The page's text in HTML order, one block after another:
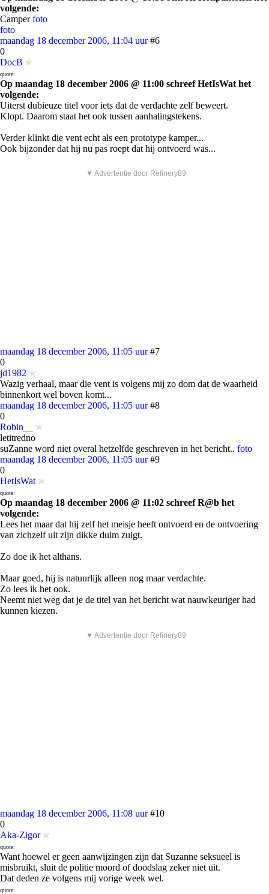
volgende:
Camperfoto
foto
maandag 18 december 2006, 11:04 uur #6
0
DocB
quote:
Op maandag 18 december 2006 @ 11:00 schreef HetIsWat het
volgende:
Uiterst dubieuze titel voor iets dat de verdachte zelf beweert.
Klopt. Daarom staat het ook tussen aanhalingstekens.
Verder klinkt die vent echt als een prototype kamper...
Ook bijzonder dat hij nu pas roept dat hij ontvoerd was...
▼ Advertentie door Refinery89
maandag 18 december 2006, 11:05 uur #7
0
jd1982
Wazig verhaal, maar die vent is volgens mij zo dom dat de waarheid
binnenkort wel boven komt...
maandag 18 december 2006, 11:05 uur #8
0
Robin__
letitredno
suZanne word niet overal hetzelfde geschreven in het bericht.. foto
maandag 18 december 2006, 11:05 uur #9
0
HetIsWat
quote:
Op maandag 18 december 2006 @ 11:02 schreef R@b het
volgende:
Lees het maar dat hij zelf het meisje heeft ontvoerd en de ontvoering
van zichzelf uit zijn dikke duim zuigt.
Zo doe ik het althans.
Maar goed, hij is natuurlijk alleen nog maar verdachte.
Zo lees ik het ook.
Neemt niet weg dat je de titel van het bericht wat nauwkeuriger had
kunnen kiezen.
▼ Advertentie door Refinery89
maandag 18 december 2006, 11:08 uur #10
0
Aka-Zigor
quote:
Want hoewel er geen aanwijzingen zijn dat Suzanne seksueel is
misbruikt, sluit de politie moord of doodslag zeker niet uit.
Dat deden ze volgens mij vorige week wel.
quote: